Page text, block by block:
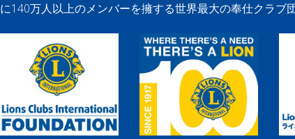
に140万人以上のメンバーを擁する世界最大の奉仕クラブ団